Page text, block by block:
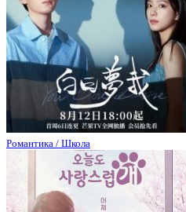
Романтика / Школа